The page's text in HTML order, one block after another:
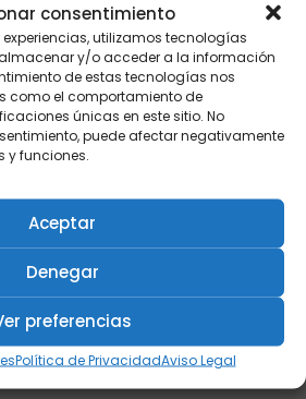
consentimiento
experiencias, utilizamos tecnologías
y/o acceder a la información
de estas tecnologías nos
como el comportamiento de
únicas en este sitio. No
puede afectar negativamente
funciones.
Aceptar
Denegar
preferencias
Política de PrivacidadAviso Legal
Buscar
Cats" 0,25l.
BIO 500 gr.
BIO 250 gr.